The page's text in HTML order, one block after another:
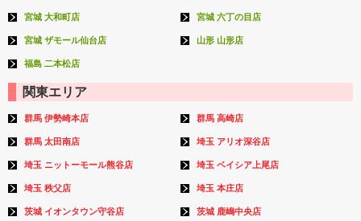
宮城 大和町店 宮城 六丁の目店
宮城 ザモール仙台店 山形 山形店
福島 二本松店
関東エリア
群馬 伊勢崎本店 群馬 高崎店
群馬 太田南店 埼玉 アリオ深谷店
埼玉 ニットーモール熊谷店 埼玉 ベイシア上尾店
埼玉 秩父店 埼玉 本庄店
茨城 イオンタウン守谷店 茨城 鹿嶋中央店